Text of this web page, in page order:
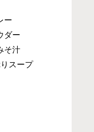
ー
ダー
そ汁
スープ